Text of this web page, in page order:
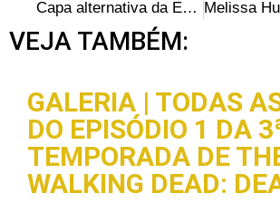
Capa alternativa da Edição 1 da HQ de The Walking Dead exclusiva da Wizard World Ohio
VEJA TAMBÉM:
GALERIA | TODAS
DO EPISÓDIO 1 DA
TEMPORADA DE
WALKING DEAD: